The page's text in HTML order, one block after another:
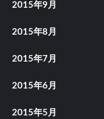
2015年9月
2015年8月
2015年7月
2015年6月
2015年5月